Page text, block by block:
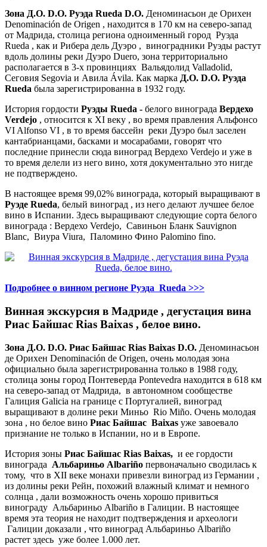
Зона Д.О. D.O. Руэда Rueda D.O. Деноминасьон де Орихен
Denominación de Origen , находится в 170 км на северо-запад
от Мадрида, столица региона одноименный город Руэда
Rueda , как и Рибера дель Дуэро , виноградники Руэды растут
вдоль долины реки Дуэро Duero, зона территориально
располагается в 3-х провинциях Вальядолид Valladolid,
Сеговия Segovia и Авила Ávila. Как марка Д.О. D.O. Руэда
Rueda была зарегистрированна в 1932 году.
История гордости Руэды Rueda - белого винограда Вердехо
Verdejo , относится к XI веку , во время правления Альфонсо
VI Alfonso VI , в то время бассейн реки Дуэро был заселен
кантабрианцами, басками и моcарабами, говорят что
последние принесли сюда виноград Вердехо Verdejo и уже в
то время делели из него вино, хотя документально это нигде
не подтверждено.
В настоящее время 99,02% винограда, который выращивают в
Руэде Rueda, белый виноград , из него делают лучшее белое
вино в Испании. Здесь выращивают следующие сорта белого
винограда : Вердехо Verdejo, Cавиньон Бланк Sauvignon
Blanc, Виура Viura, Паломино Фино Palomino fino.
Подробнее о винном регионе Руэда Rueda >>>
Винная экскурсия в Мадриде , дегустация вина
Риас Байшас Rias Baixas , белое вино.
Зона Д.О. D.O. Риас Байшас Rias Baixas D.O. Деноминасьон
де Орихен Denominación de Origen, очень молодая зона
официально была зарегистрированна только в 1988 году,
столица зоны город Понтеверда Pontevedra находится в 618 км
на северо-запад от Мадрида, в автономном сообществе
Галиция Galicia на границе с Португалией, виноград
выращивают в долине реки Миньо Rio Miño. Очень молодая
зона , но белое вино Риас Байшас Baixas уже завоевало
признание не только в Испании, но и в Европе.
История зоны Риас Байшас Rias Baixas, и ее гордости
винограда Альбариньо Albariño первоначально сводилась к
тому, что в XII веке монахи привезли виноград из Германии ,
из долины реки Рейн, похожий влажный климат и немного
солнца , дали возможность очень хорошо привиться
винограду Альбариньо Albariño в Галиции. В настоящее
время эта теория не находит подтверждения и археологи
Галиции доказали , что виноград Альбариньо Albariño
растет здесь уже более 1.000 лет.